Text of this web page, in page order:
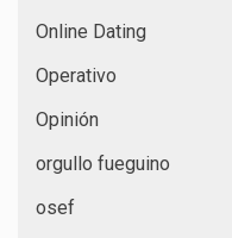
Online Dating
Operativo
Opinión
orgullo fueguino
osef